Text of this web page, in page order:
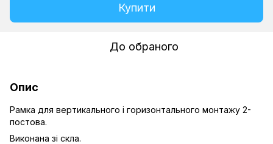
Купити
До обраного
Опис
Рамка для вертикального і горизонтального монтажу 2-
постова.
Виконана зі скла.